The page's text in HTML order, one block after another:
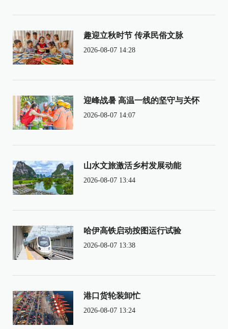
趣迎立秋时节 传承民俗文脉
2026-08-07 14:28
迎峰战暑 高温一线的坚守与关怀
2026-08-07 14:07
山水文旅激活乡村发展动能
2026-08-07 13:44
哈伊高铁启动按图运行试验
2026-08-07 13:38
港口货轮装卸忙
2026-08-07 13:24